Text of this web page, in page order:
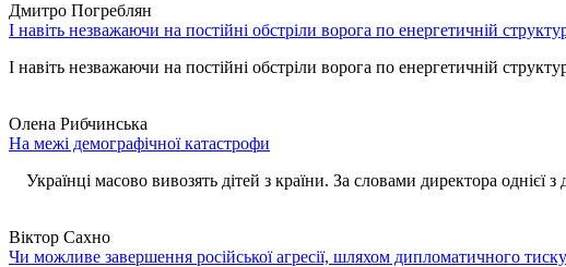
Дмитро Погреблян
І навіть незважаючи на постійні обстріли ворога по енергетичній
І навіть незважаючи на постійні обстріли ворога по енергетичній
Олена Рибчинська
На межі демографічної катастрофи
Українці масово вивозять дітей з країни. За словами директора однієї з
Віктор Сахно
Чи можливе завершення російської агресії, шляхом дипломатичного